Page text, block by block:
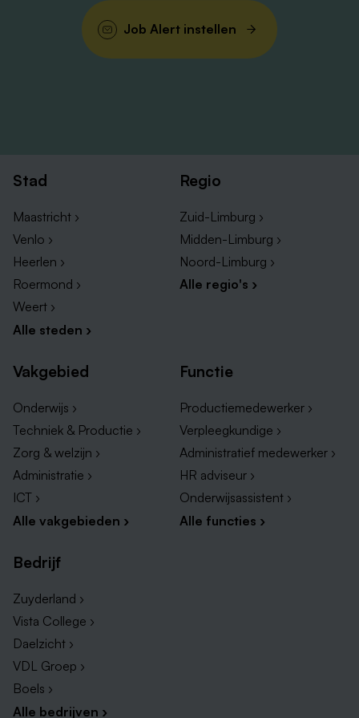
Job Alert instellen
Stad
Maastricht ›
Venlo ›
Heerlen ›
Roermond ›
Weert ›
Alle steden ›
Regio
Zuid-Limburg ›
Midden-Limburg ›
Noord-Limburg ›
Alle regio's ›
Vakgebied
Onderwijs ›
Techniek & Productie ›
Zorg & welzijn ›
Administratie ›
ICT ›
Alle vakgebieden ›
Functie
Productiemedewerker ›
Verpleegkundige ›
Administratief medewerker ›
HR adviseur ›
Onderwijsassistent ›
Alle functies ›
Bedrijf
Zuyderland ›
Vista College ›
Daelzicht ›
VDL Groep ›
Boels ›
Alle bedrijven ›